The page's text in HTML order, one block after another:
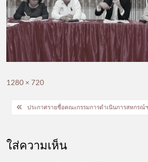
Full
1280 × 720
แนะแนว
ประกาศรายชื่อคณะกรรมการดำเนินการสหกรณ์
ใส่ความเห็น